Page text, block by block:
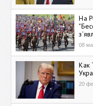
На
08
Как
20